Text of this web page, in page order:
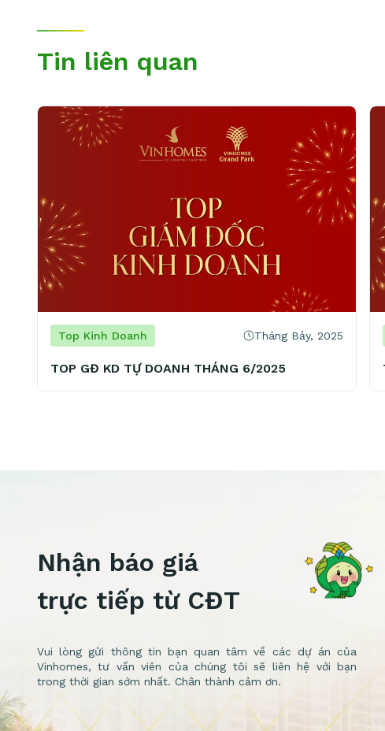
Tin liên quan
Top Kinh Doanh Tháng Bảy, 2025
TOP GĐ KD TỰ DOANH THÁNG 6/2025
Nhận báo giá
trực tiếp từ CĐT
Vui lòng gửi thông tin bạn quan tâm về các dự án của
Vinhomes, tư vấn viên của chúng tôi sẽ liên hệ với bạn
trong thời gian sớm nhất. Chân thành cảm ơn.